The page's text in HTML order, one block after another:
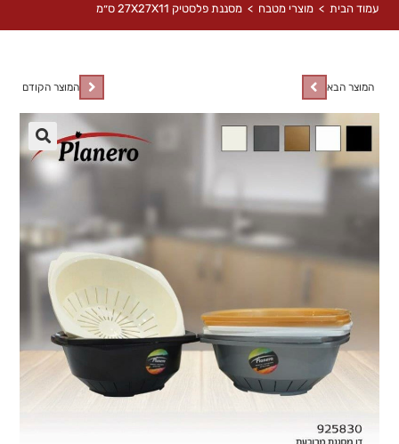
עמוד הבית > מוצרי מטבח > מסננת פלסטיק 27X27X11 ס״מ
המוצר הקודם המוצר הבא
🔍